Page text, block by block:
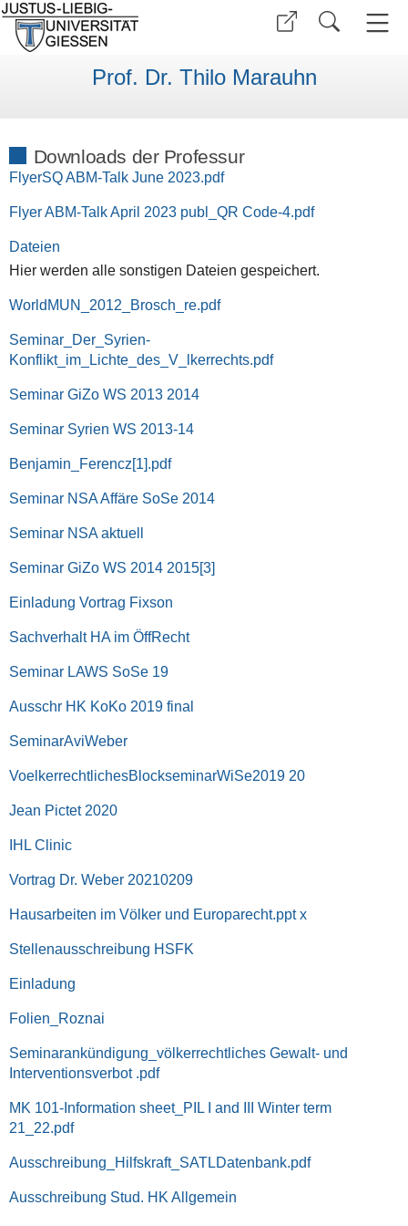
Prof. Dr. Thilo Marauhn
Downloads der Professur
FlyerSQ ABM-Talk June 2023.pdf
Flyer ABM-Talk April 2023 publ_QR Code-4.pdf
Dateien
Hier werden alle sonstigen Dateien gespeichert.
WorldMUN_2012_Brosch_re.pdf
Seminar_Der_Syrien-
Konflikt_im_Lichte_des_V_lkerrechts.pdf
Seminar GiZo WS 2013 2014
Seminar Syrien WS 2013-14
Benjamin_Ferencz[1].pdf
Seminar NSA Affäre SoSe 2014
Seminar NSA aktuell
Seminar GiZo WS 2014 2015[3]
Einladung Vortrag Fixson
Sachverhalt HA im ÖffRecht
Seminar LAWS SoSe 19
Ausschr HK KoKo 2019 final
SeminarAviWeber
VoelkerrechtlichesBlockseminarWiSe2019 20
Jean Pictet 2020
IHL Clinic
Vortrag Dr. Weber 20210209
Hausarbeiten im Völker und Europarecht.ppt x
Stellenausschreibung HSFK
Einladung
Folien_Roznai
Seminarankündigung_völkerrechtliches Gewalt- und
Interventionsverbot .pdf
MK 101-Information sheet_PIL I and III Winter term
21_22.pdf
Ausschreibung_Hilfskraft_SATLDatenbank.pdf
Ausschreibung Stud. HK Allgemein